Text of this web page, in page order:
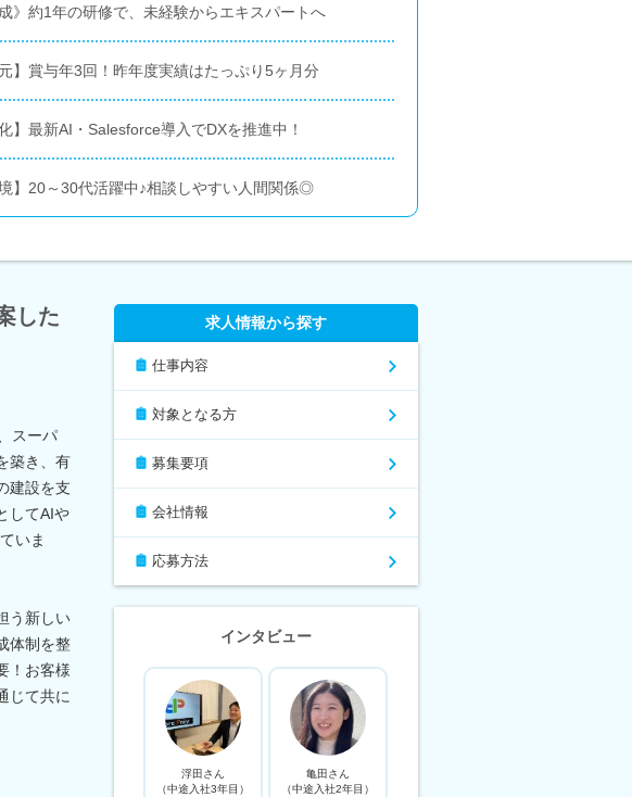
》約1年の研修で、未経験からエキスパートへ
】賞与年3回！昨年度実績はたっぷり5ヶ月分
】最新AI・Salesforce導入でDXを推進中！
】20～30代活躍中♪相談しやすい人間関係◎
した
スーパ
築き、有
建設を支
してAIや
いま
う新しい
体制を整
！お客様
じて共に
求人情報から探す
仕事内容
対象となる方
募集要項
会社情報
応募方法
インタビュー
浮田さん
（中途入社3年目）
亀田さん
（中途入社2年目）